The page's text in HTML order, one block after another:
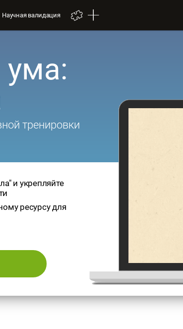
Научная валидация
ума:
тренировки
и укрепляйте
ресурсу для